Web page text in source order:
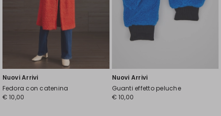
Nuovi Arrivi
Fedora con catenina
€ 10,00
Nuovi Arrivi
Guanti effetto peluche
€ 10,00